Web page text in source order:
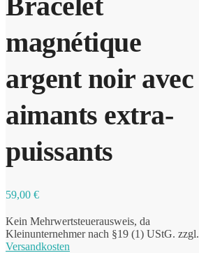
magnétique
argent noir avec
aimants extra-
puissants
59,00 €
Kein Mehrwertsteuerausweis, da
Kleinunternehmer nach §19 (1) UStG. zzgl.
Versandkosten